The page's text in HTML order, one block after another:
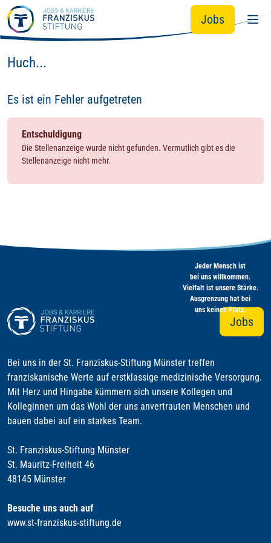
Zum Hauptinhalt springen Jobs
Huch...
Es ist ein Fehler aufgetreten
Entschuldigung
Die Stellenanzeige wurde nicht gefunden. Vermutlich gibt es die
Stellenanzeige nicht mehr.
Jeder Mensch ist
bei uns willkommen.
Vielfalt ist unsere Stärke.
Ausgrenzung hat bei
uns keinen Platz.
Jobs
Bei uns in der St. Franziskus-Stiftung Münster treffen
franziskanische Werte auf erstklassige medizinische Versorgung.
Mit Herz und Hingabe kümmern sich unsere Kollegen und
Kolleginnen um das Wohl der uns anvertrauten Menschen und
bauen dabei auf ein starkes Team.
St. Franziskus-Stiftung Münster
St. Mauritz-Freiheit 46
48145 Münster
Besuche uns auch auf
www.st-franziskus-stiftung.de